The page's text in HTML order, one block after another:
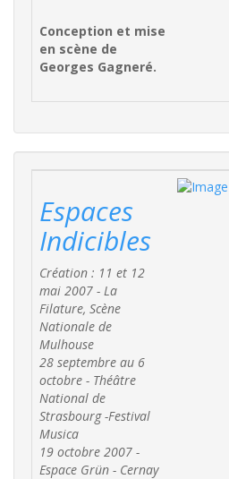
Conception et mise
en scène de
Georges Gagneré.
Espaces
Indicibles
Création : 11 et 12
mai 2007 - La
Filature, Scène
Nationale de
Mulhouse
28 septembre au 6
octobre - Théâtre
National de
Strasbourg -Festival
Musica
19 octobre 2007 -
Espace Grün - Cernay